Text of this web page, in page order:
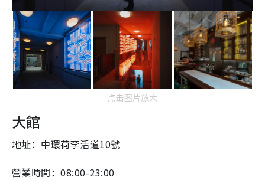
点击图片放大
大館
地址：中環荷李活道10號
營業時間：08:00-23:00